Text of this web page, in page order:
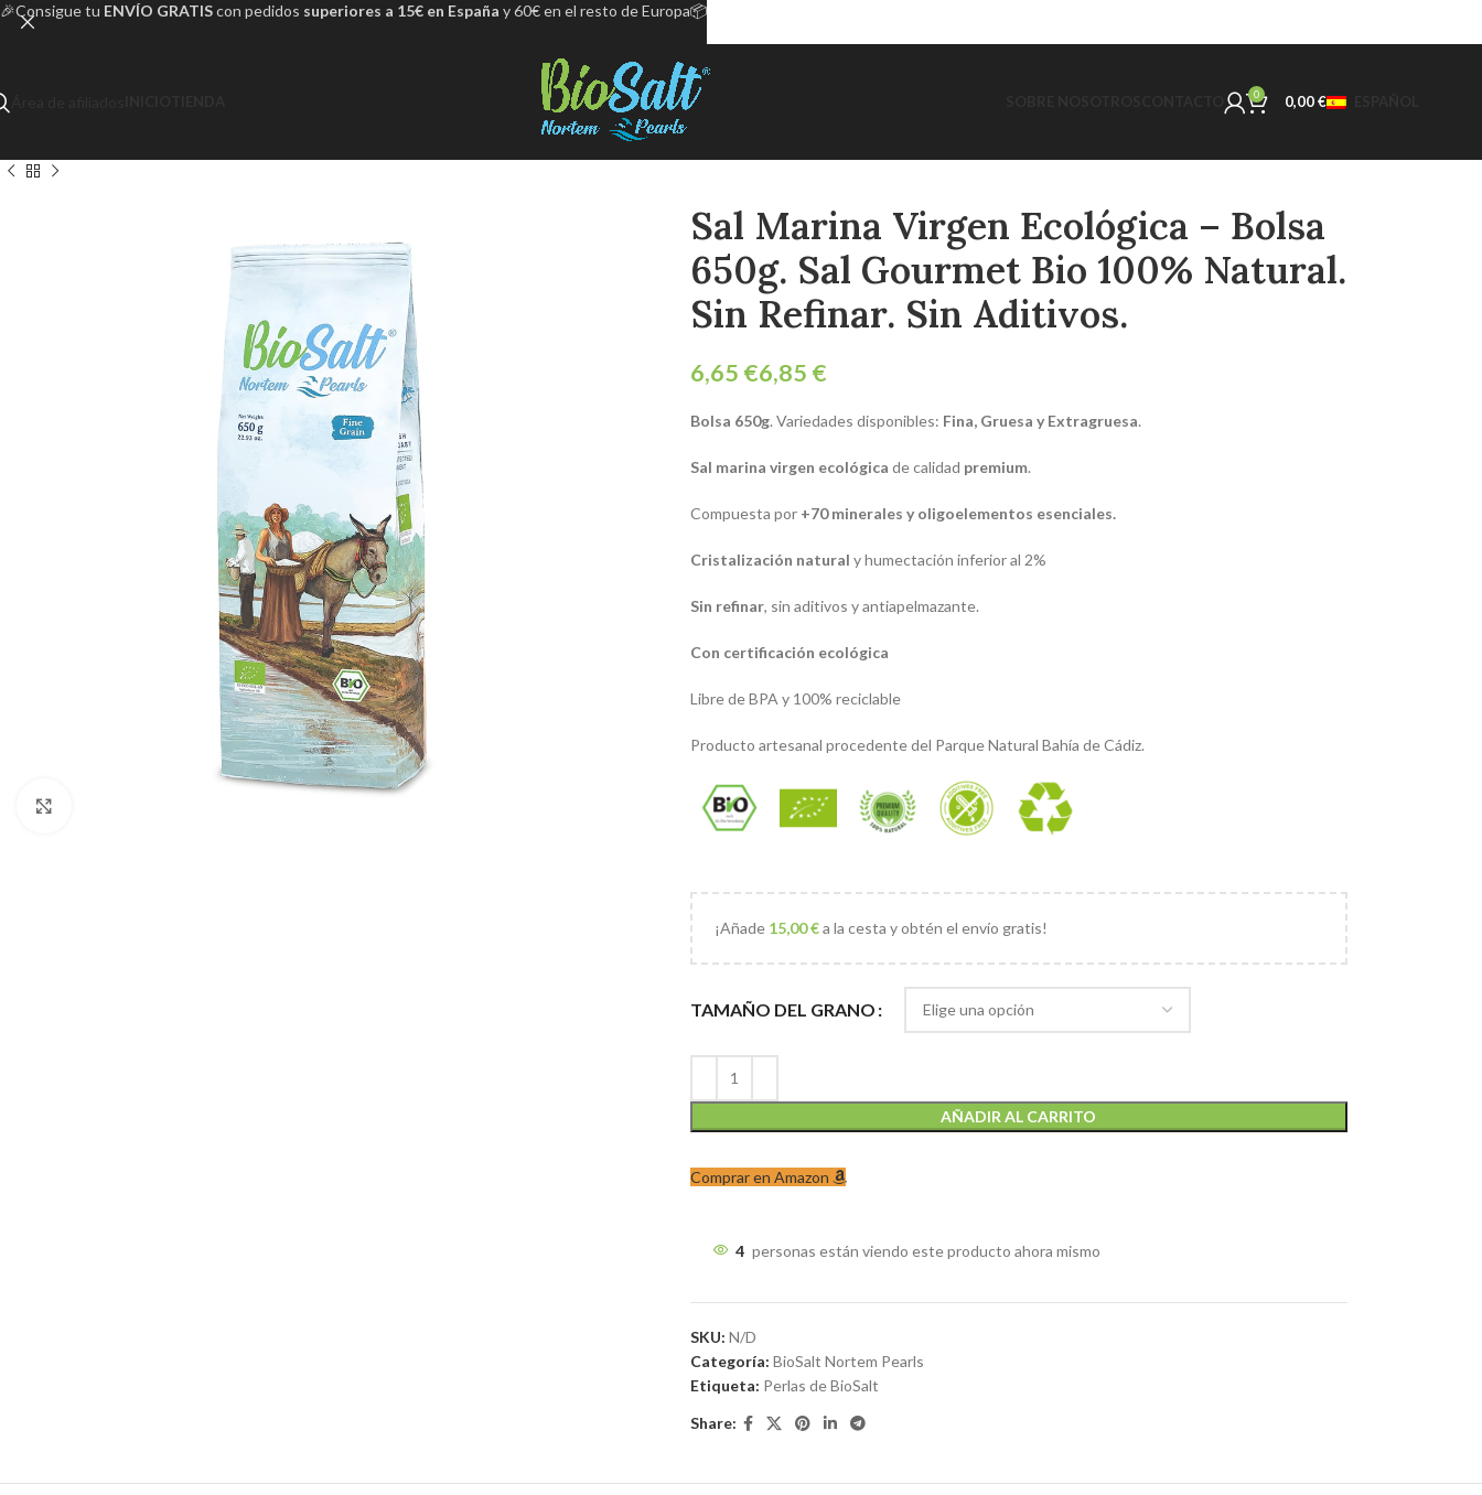
0 0,00€
Sal Marina Virgen Ecológica – Bolsa
650g. Sal Gourmet Bio 100% Natural.
Sin Refinar. Sin Aditivos.
€ €
Bolsa 650g. Variedades disponibles: Fina, Gruesa y Extragruesa.
Sal marina virgen ecológica de calidad premium.
Compuesta por+70 minerales y oligoelementos esenciales.
Cristalización natural y humectación inferior al 2%
Sin refinar, sin aditivos y antiapelmazante.
Con certificación ecológica
Libre de BPA y 100% reciclable
Producto artesanal procedente del Parque Natural Bahía de Cádiz.
¡Añade 15,00€a la cesta y obtén el envío gratis!
TAMAÑO DEL GRANO
AÑADIR AL CARRITO
Comprar en Amazon
4 personas están viendo este producto ahora mismo
SKU: N/D
Categoría: BioSalt Nortem Pearls
Etiqueta: Perlas de BioSalt
Share:
🎉Consigue tu ENVÍO GRATIScon pedidos superiores a 15€ en España y 60€ en el resto de Europa📦